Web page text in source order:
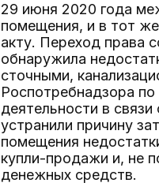
29 июня 2020 года
помещения, и в тот
акту. Переход права
обнаружила
сточными,
Роспотребнадзора
деятельности в
устранили причину
помещения
купли-продажи и, не
денежных средств.